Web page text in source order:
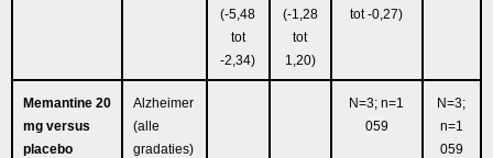
(-5,48
tot
-2,34)
(-1,28
tot
1,20)
tot -0,27)
Memantine 20
mg versus
placebo
Alzheimer
(alle
gradaties)
N=3; n=1
059
N=3;
n=1
059